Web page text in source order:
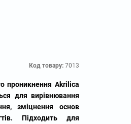
Код товару: 7013
проникнення Akrilica
для вирівнювання
зміцнення основ
Підходить для